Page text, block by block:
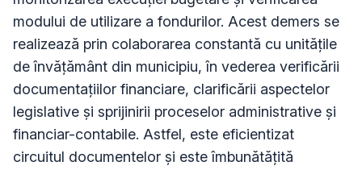
modului de utilizare a fondurilor. Acest demers se
realizează prin colaborarea constantă cu unitățile
de învățământ din municipiu, în vederea verificării
documentațiilor financiare, clarificării aspectelor
legislative și sprijinirii proceselor administrative și
financiar-contabile. Astfel, este eficientizat
circuitul documentelor și este îmbunătățită